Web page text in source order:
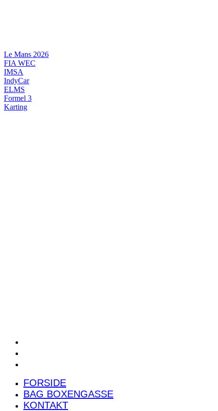
Le Mans 2026
FIA WEC
IMSA
IndyCar
ELMS
Formel 3
Karting
FORSIDE
BAG BOXENGASSE
KONTAKT